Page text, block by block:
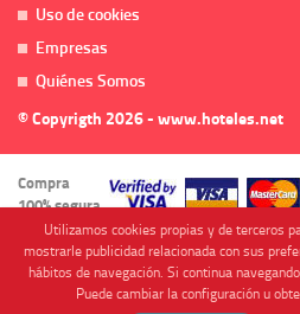
Uso de cookies
Empresas
Quiénes Somos
© Copyrigth 2026 - www.hoteles.net
Compra
100% segura
Utilizamos cookies propias y de terceros
mostrarle publicidad relacionada con sus
hábitos de navegación. Si continua
Puede cambiar la configuración u